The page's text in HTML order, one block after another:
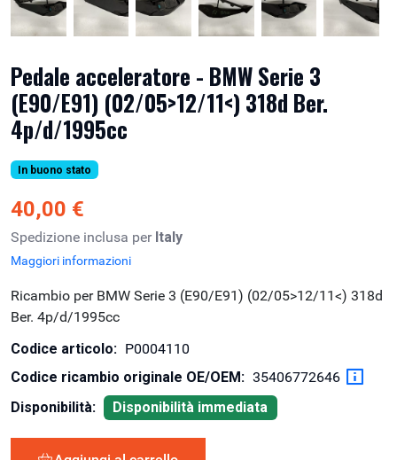
Pedale acceleratore - BMW Serie 3
(E90/E91) (02/05>12/11<) 318d Ber.
4p/d/1995cc
In buono stato
40,00 €
Spedizione inclusa per Italy
Maggiori informazioni
Ricambio per BMW Serie 3 (E90/E91) (02/05>12/11<) 318d
Ber. 4p/d/1995cc
Codice articolo: P0004110
Codice ricambio originale OE/OEM: 35406772646
Disponibilità:
Disponibilità immediata